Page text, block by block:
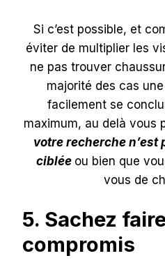
Si c’est possible, et
éviter de multiplier les
ne pas trouver
majorité des cas
facilement se
maximum, au delà vous
votre recherche
ciblée ou bien que
vous de
5. Sachez
compromis